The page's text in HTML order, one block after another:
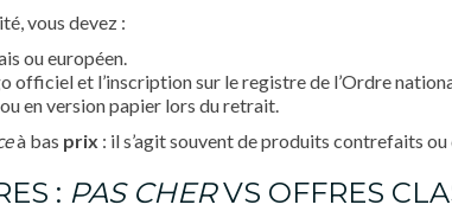
vous devez :
ou européen.
et l’inscription sur le registre de l’Ordre
en version papier lors du retrait.
à bas prix : il s’agit souvent de produits contrefaits
: PAS CHERVS OFFRES